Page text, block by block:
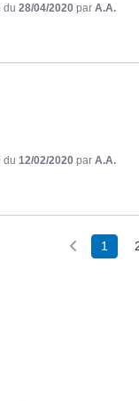
du28/04/2020 parA.A.
du 12/02/2020 parA.A.
1